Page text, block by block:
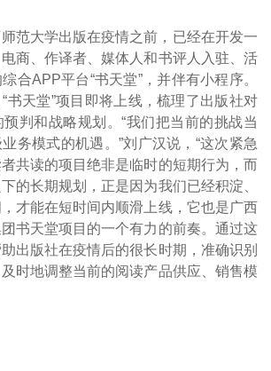
范大学出版在疫情之前，已经在开发一
商、作译者、媒体人和书评人入驻、活
合APP平台“书天堂”，并伴有小程序。
书天堂”项目即将上线，梳理了出版社对
判和战略规划。“我们把当前的挑战当
务模式的机遇。”刘广汉说，“这次紧急
者共读的项目绝非是临时的短期行为，而
的长期规划，正是因为我们已经积淀、
才能在短时间内顺滑上线，它也是广西
书天堂项目的一个有力的前奏。通过这
出版社在疫情后的很长时期，准确识别
时地调整当前的阅读产品供应、销售模